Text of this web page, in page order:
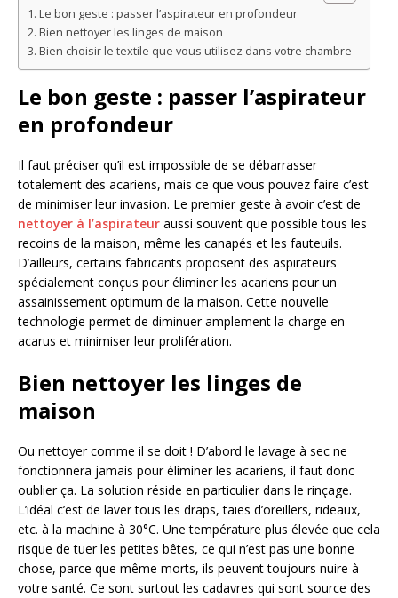
Le bon geste : passer l’aspirateur en profondeur
Bien nettoyer les linges de maison
Bien choisir le textile que vous utilisez dans votre chambre
Le bon geste : passer l’aspirateur
en profondeur
Il faut préciser qu’il est impossible de se débarrasser
totalement des acariens, mais ce que vous pouvez faire c’est
de minimiser leur invasion. Le premier geste à avoir c’est de
nettoyer à l’aspirateur aussi souvent que possible tous les
recoins de la maison, même les canapés et les fauteuils.
D’ailleurs, certains fabricants proposent des aspirateurs
spécialement conçus pour éliminer les acariens pour un
assainissement optimum de la maison. Cette nouvelle
technologie permet de diminuer amplement la charge en
acarus et minimiser leur prolifération.
Bien nettoyer les linges de
maison
Ou nettoyer comme il se doit ! D’abord le lavage à sec ne
fonctionnera jamais pour éliminer les acariens, il faut donc
oublier ça. La solution réside en particulier dans le rinçage.
L’idéal c’est de laver tous les draps, taies d’oreillers, rideaux,
etc. à la machine à 30°C. Une température plus élevée que cela
risque de tuer les petites bêtes, ce qui n’est pas une bonne
chose, parce que même morts, ils peuvent toujours nuire à
votre santé. Ce sont surtout les cadavres qui sont source des